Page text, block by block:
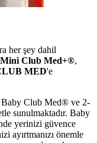
her şey dahil
Mini Club Med+®,
MED'e
Baby Club Med® ve 2-
sunulmaktadır. Baby
yerinizi güvence
ayırtmanızı önemle